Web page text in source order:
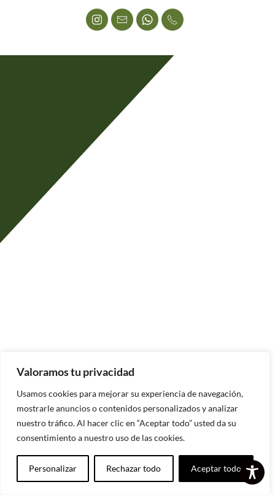
Valoramos tu privacidad
Usamos cookies para mejorar su experiencia de navegación,
mostrarle anuncios o contenidos personalizados y analizar
nuestro tráfico. Al hacer clic en “Aceptar todo” usted da su
consentimiento a nuestro uso de las cookies.
Personalizar Rechazar todo Aceptar todo
Suscribirse